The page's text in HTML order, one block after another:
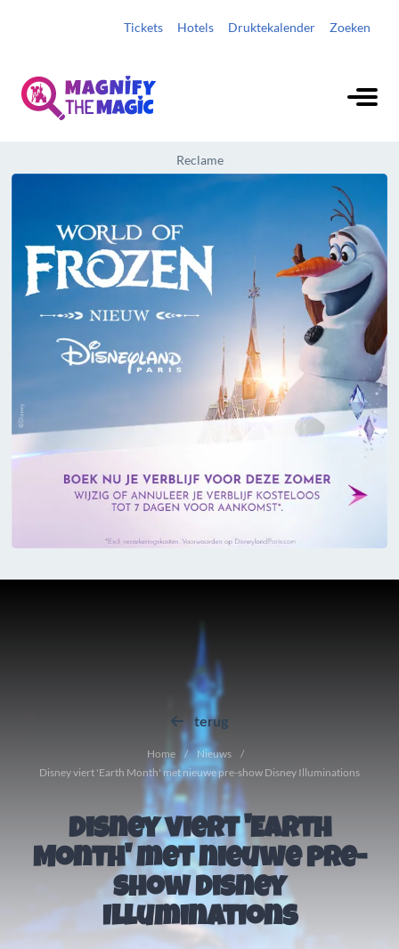
Tickets Hotels Druktekalender Zoeken
Reclame
terug
Home
Nieuws
Disney viert 'Earth Month' met nieuwe pre-show Disney Illuminations
Disney viert 'Earth
Month' met nieuwe pre-
show Disney
Illuminations